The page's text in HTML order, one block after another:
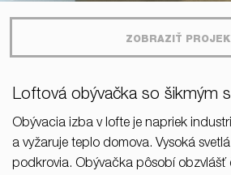
ZOBRAZIŤ
Loftová obývačka so šikmým
Obývacia izba v lofte je napriek
a vyžaruje teplo domova. Vysoká
podkrovia. Obývačka pôsobí obzvlášť